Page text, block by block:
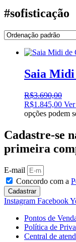
#sofisticação
Saia
R$3.690,00
R$1.845,00
opções podem
Cadastre-se
primeira
E-mail
Concordo com a
Cadastrar
Instagram Facebook
Pontos de
Política de
Central de